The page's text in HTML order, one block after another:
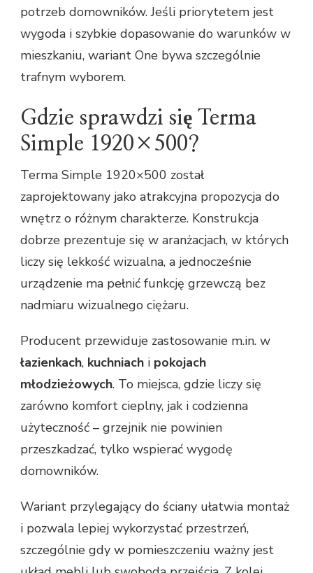
potrzeb domowników. Jeśli priorytetem jest
wygoda i szybkie dopasowanie do warunków w
mieszkaniu, wariant One bywa szczególnie
trafnym wyborem.
Gdzie sprawdzi się Terma
Simple 1920×500?
Terma Simple 1920×500 został
zaprojektowany jako atrakcyjna propozycja do
wnętrz o różnym charakterze. Konstrukcja
dobrze prezentuje się w aranżacjach, w których
liczy się lekkość wizualna, a jednocześnie
urządzenie ma pełnić funkcję grzewczą bez
nadmiaru wizualnego ciężaru.
Producent przewiduje zastosowanie m.in. w
łazienkach, kuchniach i pokojach
młodzieżowych. To miejsca, gdzie liczy się
zarówno komfort cieplny, jak i codzienna
użyteczność – grzejnik nie powinien
przeszkadzać, tylko wspierać wygodę
domowników.
Wariant przylegający do ściany ułatwia montaż
i pozwala lepiej wykorzystać przestrzeń,
szczególnie gdy w pomieszczeniu ważny jest